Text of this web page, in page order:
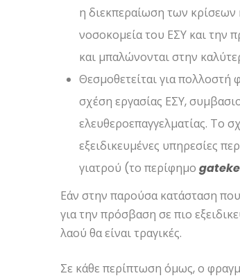
η διεκπεραίωση των κρίσεων
νοσοκομεία του ΕΣΥ και την
και μπαλώνονται στην
Θεσμοθετείται για πολλοστή
σχέση εργασίας ΕΣΥ,
ελευθεροεπαγγελματίας. Το
εξειδικευμένες υπηρεσίες
γιατρού (το περίφημο
Εάν στην παρούσα κατάσταση
για την πρόσβαση σε πιο
λαού θα είναι τραγικές.
Σε κάθε περίπτωση όμως, ο